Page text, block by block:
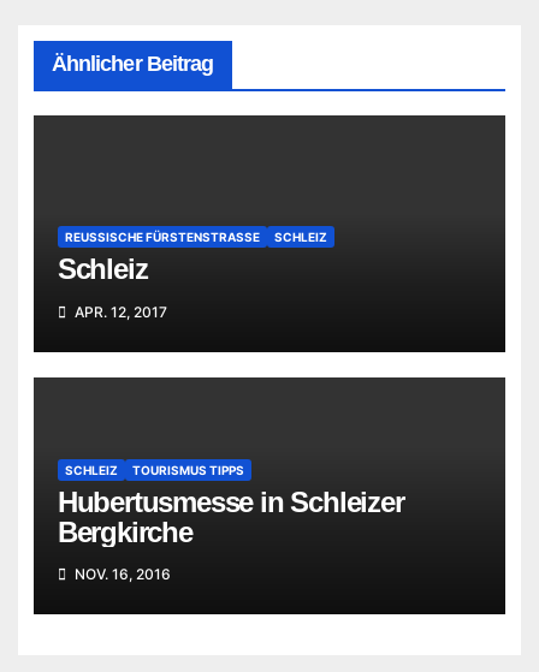
Ähnlicher Beitrag
REUSSISCHE FÜRSTENSTRASSE SCHLEIZ
Schleiz
APR. 12, 2017
SCHLEIZ TOURISMUS TIPPS
Hubertusmesse in Schleizer
Bergkirche
NOV. 16, 2016